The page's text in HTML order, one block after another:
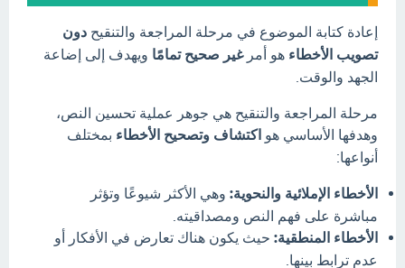
إعادة كتابة الموضوع في مرحلة المراجعة والتنقيح دون
تصويب الأخطاء هو أمرغير صحيح تمامًا ويهدف إلى إضاعة
الجهد والوقت.
مرحلة المراجعة والتنقيح هي جوهر عملية تحسين النص،
وهدفها الأساسي هو اكتشاف وتصحيح الأخطاء بمختلف
أنواعها:
الأخطاء الإملائية والنحوية: وهي الأكثر شيوعًا وتؤثر
مباشرة على فهم النص ومصداقيته.
الأخطاء المنطقية: حيث يكون هناك تعارض في الأفكار أو
عدم ترابط بينها.